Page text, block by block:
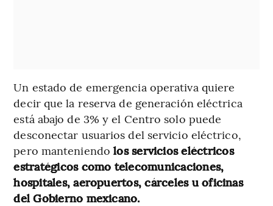
Un estado de emergencia operativa quiere
decir que la reserva de generación eléctrica
está abajo de 3% y el Centro solo puede
desconectar usuarios del servicio eléctrico,
pero manteniendolos servicios eléctricos
estratégicos como telecomunicaciones,
hospitales, aeropuertos, cárceles u oficinas
del Gobierno mexicano.